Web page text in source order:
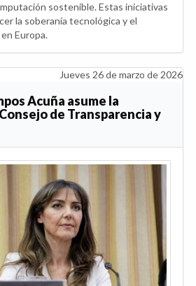
sostenible. Estas iniciativas
la soberanía tecnológica y el
Europa.
Jueves 26 de marzo de 2026
Acuña asume la
de Transparencia y